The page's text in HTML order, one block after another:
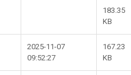
183.35
KB
2025-11-07
09:52:27
167.23
KB